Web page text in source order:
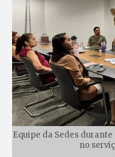
Equipe da Sedes
no